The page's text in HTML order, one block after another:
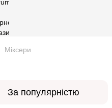
Міксери
За популярністю